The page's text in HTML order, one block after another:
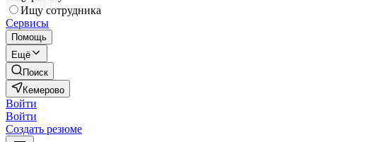
Ищу сотрудника
Сервисы
Помощь
Ещё
Поиск
Кемерово
Войти
Войти
Создать резюме